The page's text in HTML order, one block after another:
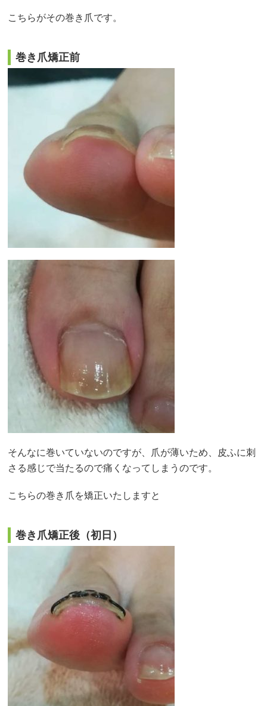
こちらがその巻き爪です。
巻き爪矯正前
そんなに巻いていないのですが、爪が薄いため、皮ふに刺
さる感じで当たるので痛くなってしまうのです。
こちらの巻き爪を矯正いたしますと
巻き爪矯正後（初日）